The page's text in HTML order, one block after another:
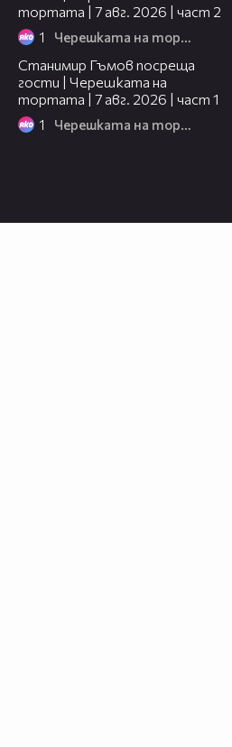
тортата | 7 авг. 2026 | част 2
1 Черешката на тортата
Станимир Гъмов посреща
гости | Черешката на
тортата | 7 авг. 2026 | част 1
1 Черешката на тортата